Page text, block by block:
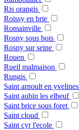
Ris orangis
Roissy en brie
Romainville
Rosny sous bois
Rosny sur seine
Rouen
Rueil malmaison
Rungis
Saint arnoult en yvelines
Saint aubin les elbeuf
Saint brice sous foret
Saint cloud
Saint cyr l'ecole